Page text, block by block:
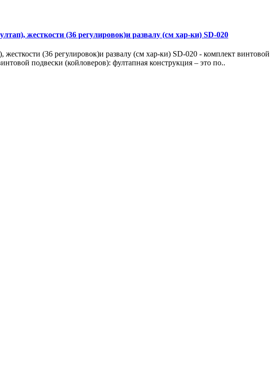
жесткости (36 регулировок)и развалу (см хар-ки) SD-020
(36 регулировок)и развалу (см хар-ки) SD-020 - комплект винтовой
подвески (койловеров): фултапная конструкция – это по..